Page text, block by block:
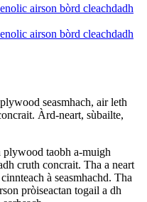
seasmhach, air leth
Àrd-neart, sùbailte,
taobh a-muigh
cruth concrait. Tha a neart
à seasmhachd. Tha
pròiseactan togail a dh